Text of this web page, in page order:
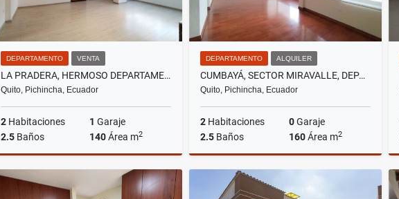
DEPARTAMENTO VENTA
LA PRADERA, HERMOSO DEPARTAMENTO REMODELADO EN VENTA, 140M2
Quito, Pichincha, Ecuador
2 Habitaciones 1 Garaje
2.5 Baños 140Área m2
Venta
US$129,000
DEPARTAMENTO ALQUILER
CUMBAYÁ, SECTOR MIRAVALLE, DEPARTAMENTO EN RENTRA, 160M2
Quito, Pichincha, Ecuador
2 Habitaciones 0Garaje
2.5 Baños 160Área m2
US$650